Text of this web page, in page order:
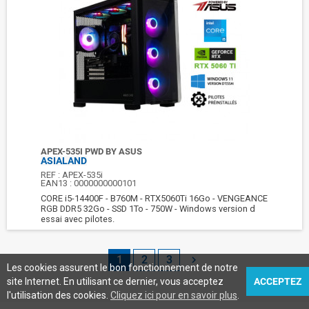
APEX-535I PWD BY ASUS
ASIALAND
REF : APEX-535i
EAN13 :0000000000101
CORE i5-14400F - B760M - RTX5060Ti 16Go - VENGEANCE
RGB DDR5 32Go - SSD 1To - 750W - Windows version d
essai avec pilotes.
1 2 3 
Les cookies assurent le bon fonctionnement de notre
site Internet. En utilisant ce dernier, vous acceptez
l'utilisation des cookies. Cliquez ici pour en savoir plus
ACCEPTEZ